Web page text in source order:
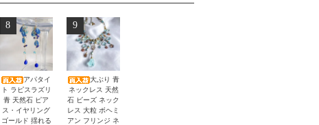
8
アパタイ
ト ラピスラズリ
青 天然石 ピア
ス・イヤリング
ゴールド 揺れる
9
大ぶり 青
ネックレス 天然
石 ビーズ ネック
レス 大粒 ボヘミ
アン フリンジ ネ